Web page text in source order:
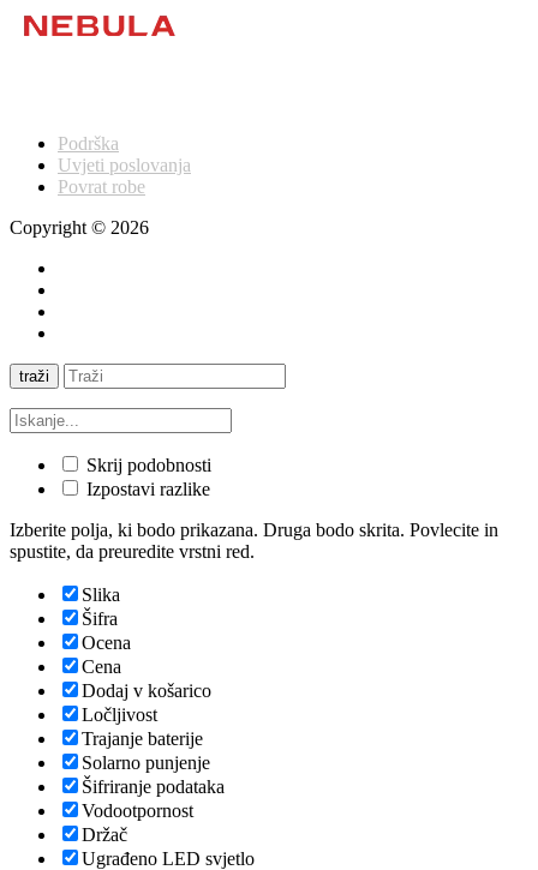
Podrška
Uvjeti poslovanja
Povrat robe
Copyright © 2026
traži
Skrij podobnosti
Izpostavi razlike
Izberite polja, ki bodo prikazana. Druga bodo skrita. Povlecite in
spustite, da preuredite vrstni red.
Slika
Šifra
Ocena
Cena
Dodaj v košarico
Ločljivost
Trajanje baterije
Solarno punjenje
Šifriranje podataka
Vodootpornost
Držač
Ugrađeno LED svjetlo